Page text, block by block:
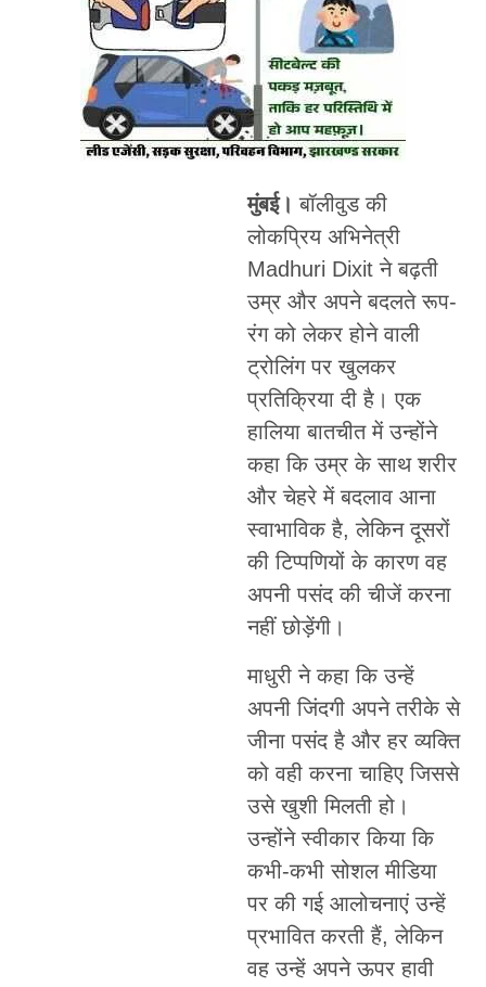
मुंबई। बॉलीवुड की
लोकप्रिय अभिनेत्री
Madhuri Dixit ने बढ़ती
उम्र और अपने बदलते रूप-
रंग को लेकर होने वाली
ट्रोलिंग पर खुलकर
प्रतिक्रिया दी है। एक
हालिया बातचीत में उन्होंने
कहा कि उम्र के साथ शरीर
और चेहरे में बदलाव आना
स्वाभाविक है, लेकिन दूसरों
की टिप्पणियों के कारण वह
अपनी पसंद की चीजें करना
नहीं छोड़ेंगी।
माधुरी ने कहा कि उन्हें
अपनी जिंदगी अपने तरीके से
जीना पसंद है और हर व्यक्ति
को वही करना चाहिए जिससे
उसे खुशी मिलती हो।
उन्होंने स्वीकार किया कि
कभी-कभी सोशल मीडिया
पर की गई आलोचनाएं उन्हें
प्रभावित करती हैं, लेकिन
वह उन्हें अपने ऊपर हावी